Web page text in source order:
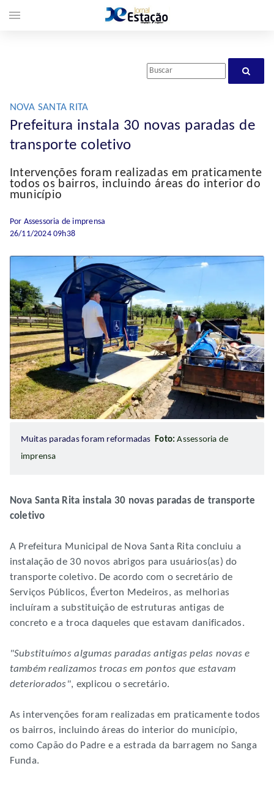
NOVA SANTA RITA
Prefeitura instala 30 novas paradas de
transporte coletivo
Intervenções foram realizadas em praticamente
todos os bairros, incluindo áreas do interior do
município
Por Assessoria de imprensa
26/11/2024 09h38
Muitas paradas foram reformadas Foto: Assessoria de
imprensa
Nova Santa Rita instala 30 novas paradas de transporte
coletivo
A Prefeitura Municipal de Nova Santa Rita concluiu a
instalação de 30 novos abrigos para usuários(as) do
transporte coletivo. De acordo com o secretário de
Serviços Públicos, Éverton Medeiros, as melhorias
incluíram a substituição de estruturas antigas de
concreto e a troca daqueles que estavam danificados.
"Substituímos algumas paradas antigas pelas novas e
também realizamos trocas em pontos que estavam
deteriorados", explicou o secretário.
As intervenções foram realizadas em praticamente todos
os bairros, incluindo áreas do interior do município,
como Capão do Padre e a estrada da barragem no Sanga
Funda.
menu